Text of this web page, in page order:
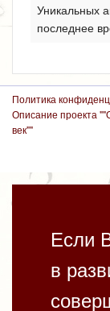
Уникальных
последнее
Политика
Описание проекта
век""
Если
в